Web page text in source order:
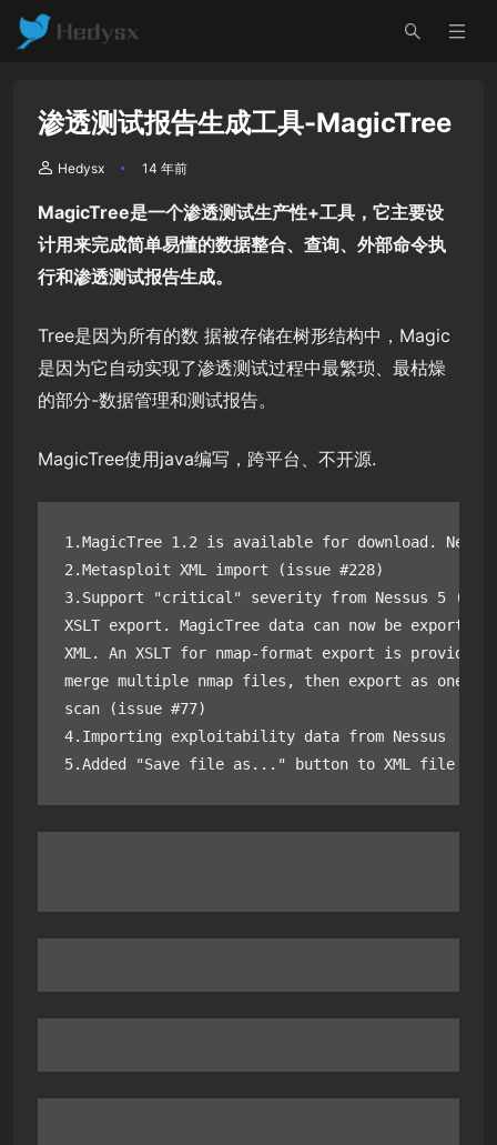
渗透测试报告生成工具-MagicTree
Hedysx 14 年前
MagicTree是一个渗透测试生产性+工具，它主要设
计用来完成简单易懂的数据整合、查询、外部命令执
行和渗透测试报告生成。
Tree是因为所有的数 据被存储在树形结构中，Magic
是因为它自动实现了渗透测试过程中最繁琐、最枯燥
的部分-数据管理和测试报告。
MagicTree使用java编写，跨平台、不开源.
1.MagicTree 1.2 is available for download.
2.Metasploit XML import (issue #228)
3.Support "critical" severity from Nessus 5
XSLT export. MagicTree data can now be
XML. An XSLT for nmap-format export is provided.
merge multiple nmap files, then export as one
scan (issue #77)
4.Importing exploitability data from Nessus
5.Added "Save file as..." button to XML file